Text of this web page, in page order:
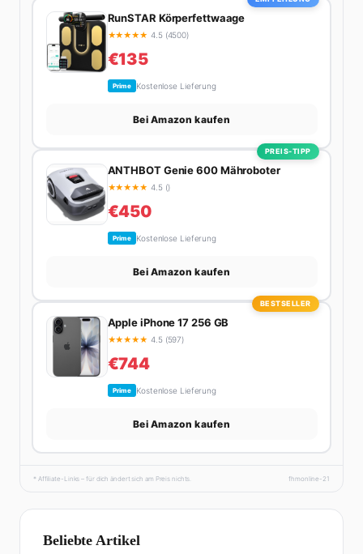
RunSTAR Körperfettwaage
★★★★★ 4.5 (4500)
€135
Prime Kostenlose Lieferung
Bei Amazon kaufen
PREIS-TIPP
ANTHBOT Genie 600 Mähroboter
★★★★★ 4.5 ()
€450
Prime Kostenlose Lieferung
Bei Amazon kaufen
BESTSELLER
Apple iPhone 17 256 GB
★★★★★ 4.5 (597)
€744
Prime Kostenlose Lieferung
Bei Amazon kaufen
* Affiliate-Links – für dich ändert sich am Preis nichts. fhmonline-21
Beliebte Artikel